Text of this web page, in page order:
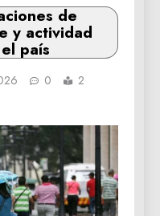
de
y actividad
país
0
2